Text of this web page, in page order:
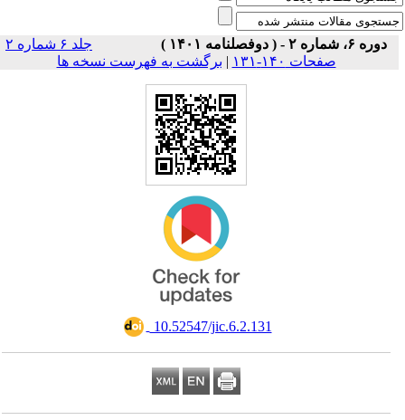
جلد ۶ شماره ۲
|برگشت به فهرست نسخه ها
‎ 10.52547/jic.6.2.131